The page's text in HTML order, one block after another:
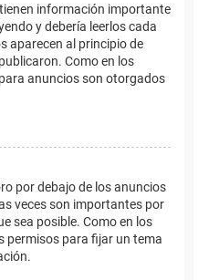
información importante
y debería leerlos cada
aparecen al principio de
Como en los
anuncios son otorgados
por debajo de los anuncios
veces son importantes por
sea posible. Como en los
permisos para fijar un tema